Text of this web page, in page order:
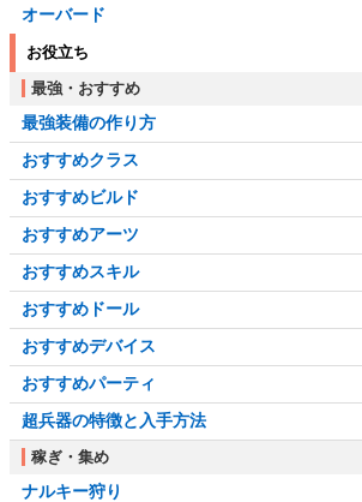
オーバード
お役立ち
最強・おすすめ
最強装備の作り方
おすすめクラス
おすすめビルド
おすすめアーツ
おすすめスキル
おすすめドール
おすすめデバイス
おすすめパーティ
超兵器の特徴と入手方法
稼ぎ・集め
ナルキー狩り